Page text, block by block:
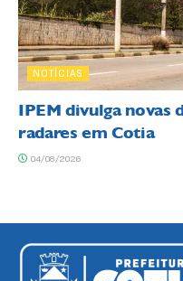
NOTÍCIAS
IPEM divulga novas
radares em Cotia
04/08/2026